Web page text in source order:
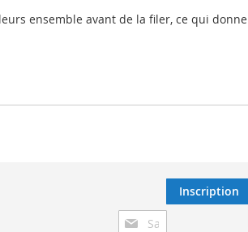
ensemble avant de la filer, ce qui
Inscription
Inscription